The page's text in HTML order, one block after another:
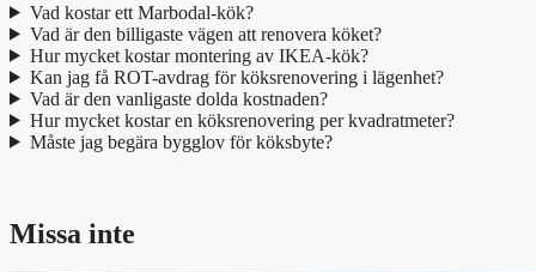
Vad kostar ett Marbodal-kök?
Vad är den billigaste vägen att renovera köket?
Hur mycket kostar montering av IKEA-kök?
Kan jag få ROT-avdrag för köksrenovering i lägenhet?
Vad är den vanligaste dolda kostnaden?
Hur mycket kostar en köksrenovering per kvadratmeter?
Måste jag begära bygglov för köksbyte?
Missa inte